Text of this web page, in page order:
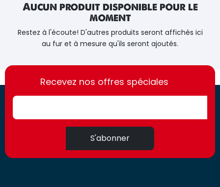
Aucun produit disponible pour le
moment
Restez à l'écoute! D'autres produits seront affichés ici
au fur et à mesure qu'ils seront ajoutés.
https://france-
access.fr
https://france-
access.fr
Recevez nos offres spéciales
S'abonner